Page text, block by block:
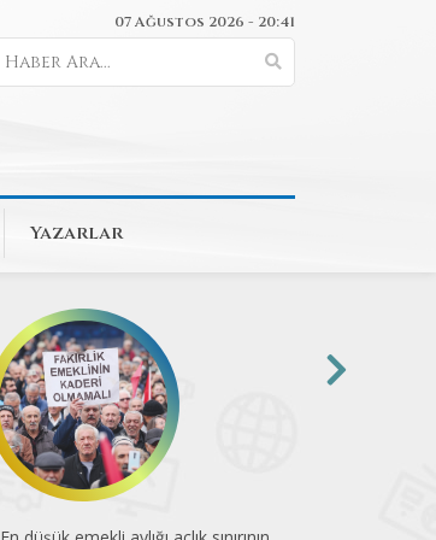
07 Ağustos 2026 - 20:41
Yazarlar